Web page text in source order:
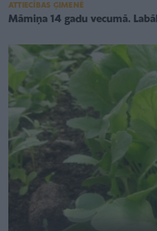
ATTIECĪBAS ĢIMENĒ
Māmiņa 14 gadu vecumā.